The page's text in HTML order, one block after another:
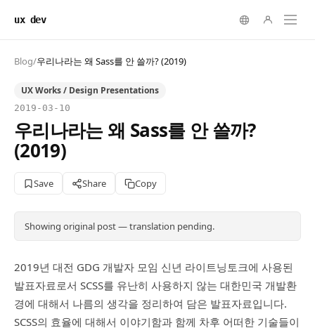
ux dev
Blog/우리나라는 왜 Sass를 안 쓸까? (2019)
UX Works / Design Presentations
2019-03-10
우리나라는 왜 Sass를 안 쓸까?
(2019)
Save Share Copy
Showing original post — translation pending.
2019년 대전 GDG 개발자 모임 신년 라이트닝토크에 사용된
발표자료로서 SCSS를 유난히 사용하지 않는 대한민국 개발환
경에 대해서 나름의 생각을 정리하여 담은 발표자료입니다.
SCSS의 효율에 대해서 이야기함과 함께 차후 어떠한 기술들이